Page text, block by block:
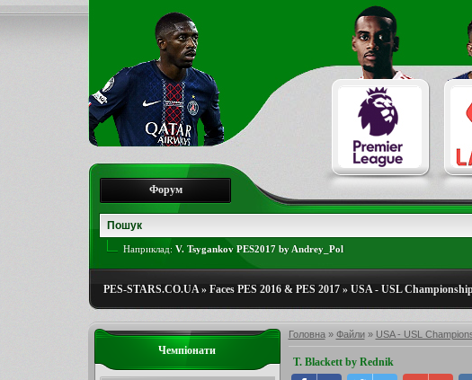
Форум
Наприклад: V. Tsygankov PES2017 by Andrey_Pol
PES-STARS.CO.UA» Faces PES 2016 & PES 2017» USA - USL
Головна» Файли» USA - USL
T. Blackett by Rednik
Чемпіонати